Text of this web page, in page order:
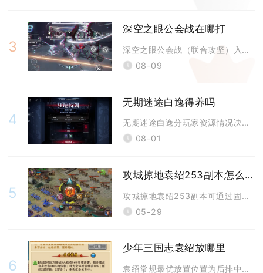
3
深空之眼公会战在哪打
深空之眼公会战（联合攻坚）入口位于公会界面内，玩家先从游戏主界面打开公
08-09
4
无期迷途白逸得养吗
无期迷途白逸分玩家资源情况决定是否培养，资源充足、缺少长线物理输出与强
08-01
5
攻城掠地袁绍253副本怎么过
攻城掠地袁绍253副本可通过固定武将排阵、战车分配与斩杀控血打法稳定通
05-29
6
少年三国志袁绍放哪里
袁绍常规最优放置位置为后排中间六号位，前排抗压充足时可调整至后排三号位